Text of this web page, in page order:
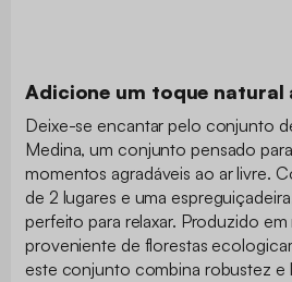
Adicione um toque natural
Deixe-se encantar pelo conjunto
Medina, um conjunto pensado
momentos agradáveis ao ar livre.
de 2 lugares e uma
perfeito para relaxar. Produzido
proveniente de florestas
este conjunto combina robustez e